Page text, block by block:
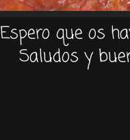
Espero que os
Saludos y